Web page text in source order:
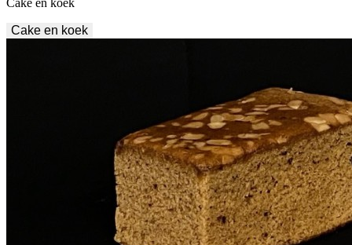
Cake en koek